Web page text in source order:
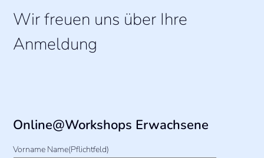
Wir freuen uns über Ihre
Anmeldung
Online@Workshops Erwachsene
Vorname Name(Pflichtfeld)